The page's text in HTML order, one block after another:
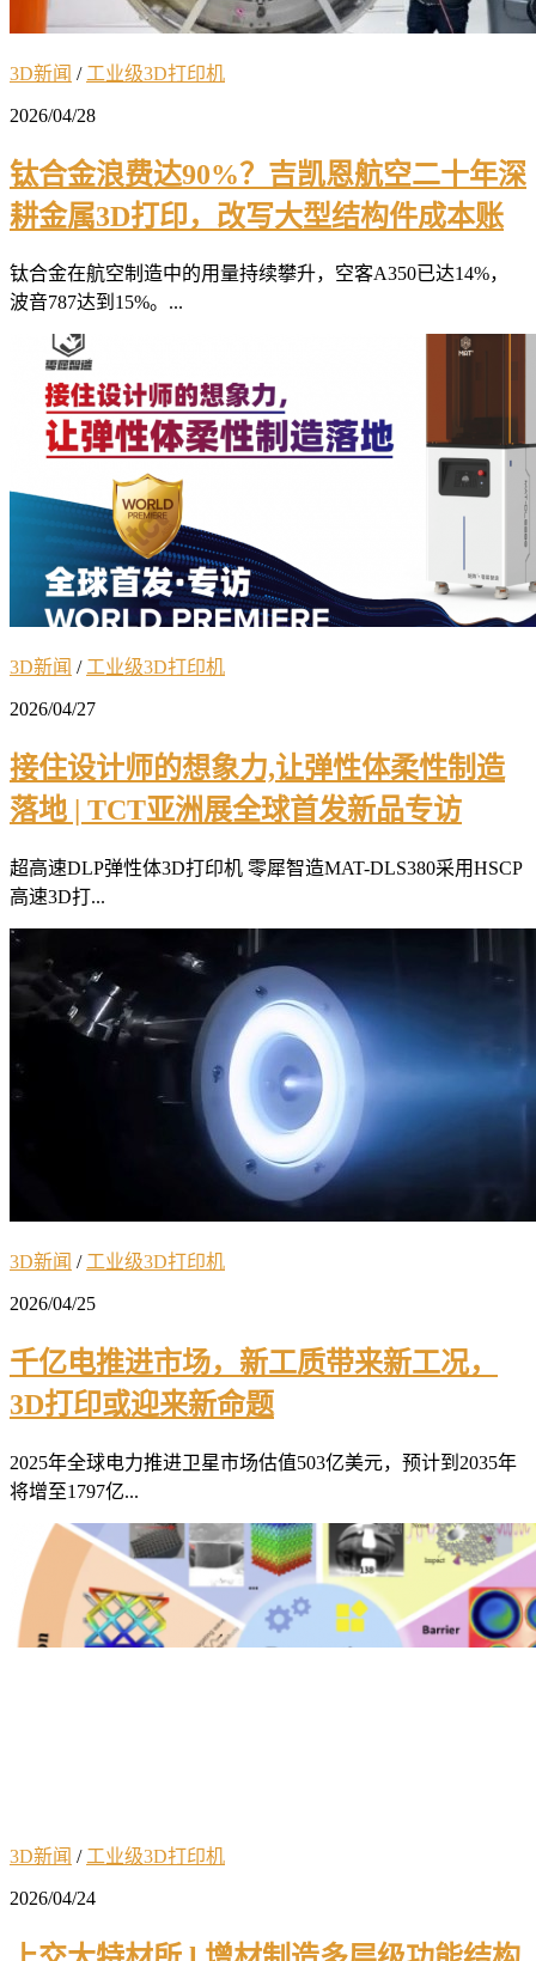
3D新闻 / 工业级3D打印机
2026/04/28
钛合金浪费达90%？吉凯恩航空二十年深
耕金属3D打印，改写大型结构件成本账
钛合金在航空制造中的用量持续攀升，空客A350已达14%，
波音787达到15%。...
3D新闻 /工业级3D打印机
2026/04/27
接住设计师的想象力,让弹性体柔性制造
落地 | TCT亚洲展全球首发新品专访
超高速DLP弹性体3D打印机 零犀智造MAT-DLS380采用HSCP
高速3D打...
3D新闻 / 工业级3D打印机
2026/04/25
千亿电推进市场，新工质带来新工况，
3D打印或迎来新命题
2025年全球电力推进卫星市场估值503亿美元，预计到2035年
将增至1797亿...
3D新闻 / 工业级3D打印机
2026/04/24